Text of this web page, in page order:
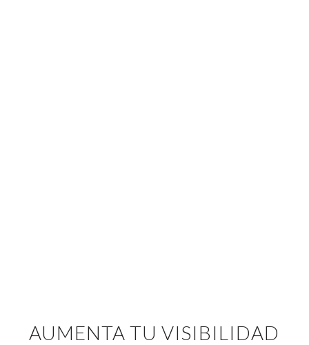
AUMENTA TU VISIBILIDAD